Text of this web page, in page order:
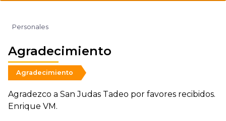
Personales
Agradecimiento
Agradecimiento
Agradezco a San Judas Tadeo por favores recibidos.
Enrique VM.